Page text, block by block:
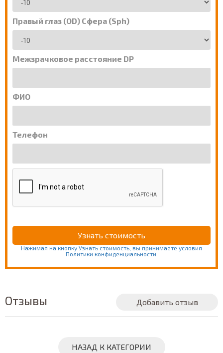
Правый глаз (OD) Сфера (Sph)
Межзрачковое расстояние DP
ФИО
Телефон
Нажимая на кнопку Узнать стоимость, вы принимаете условия
Политики конфиденциальности.
Отзывы Добавить отзыв
НАЗАД К КАТЕГОРИИ